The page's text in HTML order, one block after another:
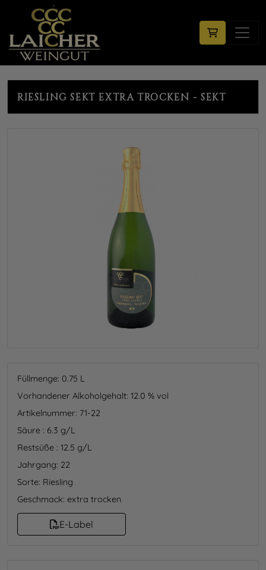
RIESLING SEKT EXTRA TROCKEN - SEKT
Füllmenge: 0.75 L
Vorhandener Alkoholgehalt: 12.0 % vol
Artikelnummer: 71-22
Säure : 6.3 g/L
Restsüße : 12.5 g/L
Jahrgang: 22
Sorte: Riesling
Geschmack: extra trocken
E-Label